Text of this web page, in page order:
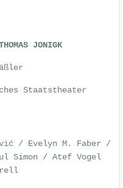
JONIGK
Staatstheater
/ Evelyn M. Faber /
Simon / Atef Vogel